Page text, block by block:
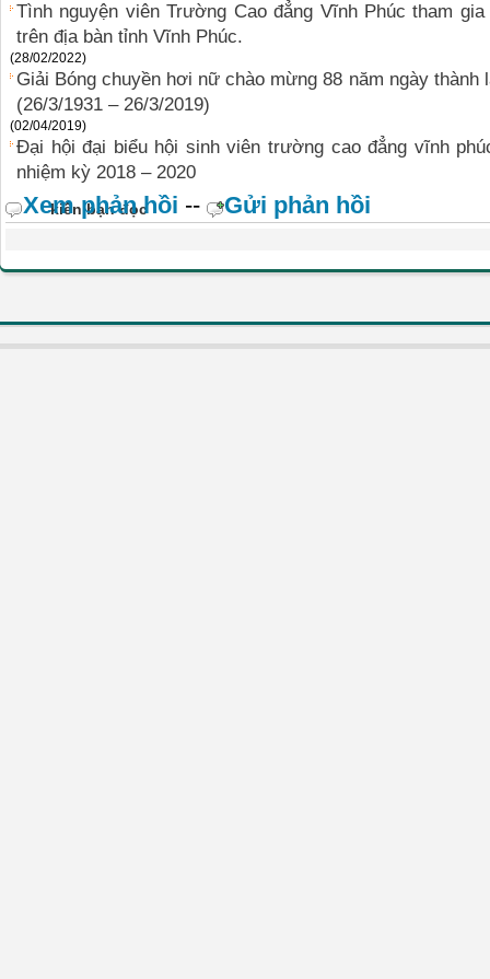
Tình nguyện viên Trường Cao đẳng Vĩnh Phúc tham
trên địa bàn tỉnh Vĩnh Phúc.
(28/02/2022)
Giải Bóng chuyền hơi nữ chào mừng 88 năm ngày thành
(26/3/1931 – 26/3/2019)
(02/04/2019)
Đại hội đại biểu hội sinh viên trường cao đẳng vĩnh
nhiệm kỳ 2018 – 2020
kiến bạn đọc
Xem phản hồi -- Gửi phản hồi